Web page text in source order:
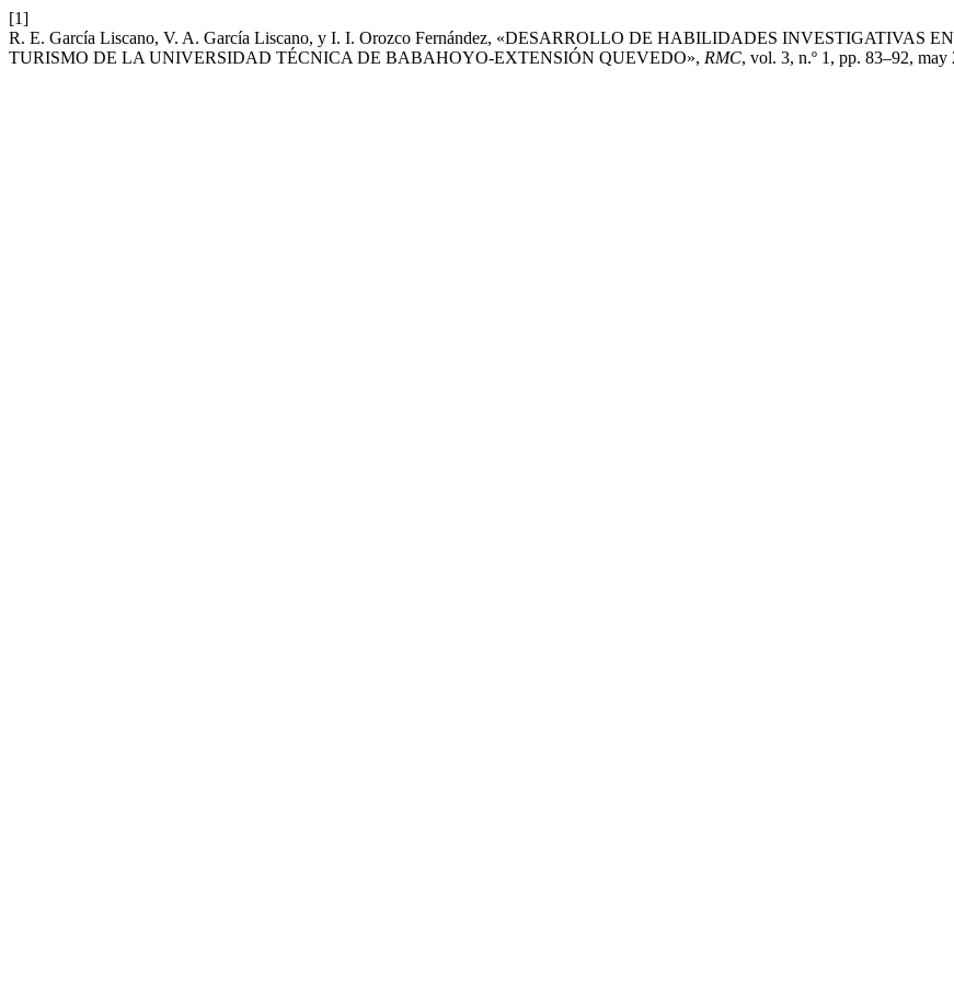
[1]
R. E. García Liscano, V. A. García Liscano, y I. I. Orozco Fernández, «DESARROLLO DE HABILIDADES INVESTIGATIVAS
TURISMO DE LA UNIVERSIDAD TÉCNICA DE BABAHOYO-EXTENSIÓN QUEVEDO», RMC, vol. 3, n.º 1, pp. 83–92, may